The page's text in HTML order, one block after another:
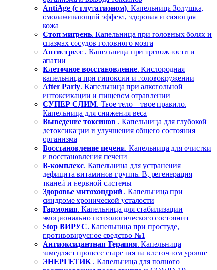
AntiAge (с глутатионом). Капельница Золушка,
омолаживающий эффект, здоровая и сияющая
кожа
Стоп мигрень. Капельница при головных болях и
спазмах сосудов головного мозга
Антистресс . Капельница при тревожности и
апатии
Клеточное восстановление. Кислородная
капельница при гипоксии и головокружении
After Party. Капельница при алкогольной
интоксикации и пищевом отравлении
СУПЕР СЛИМ. Твое тело – твое правило.
Капельница для снижения веса
Выведение токсинов . Капельница для глубокой
детоксикации и улучшения общего состояния
организма
Восстановление печени. Капельница для очистки
и восстановления печени
В-комплекс. Капельница для устранения
дефицита витаминов группы В, регенерация
тканей и нервной системы
Здоровье митохондрий . Капельница при
синдроме хронической усталости
Гармония. Капельница для стабилизации
эмоционально-психологического состояния
Stop ВИРУС. Капельница при простуде,
противовирусное средство №1
Антиоксидантная Терапия. Капельница
замедляет процесс старения на клеточном уровне
ЭНЕРГЕТИК . Капельница для полного